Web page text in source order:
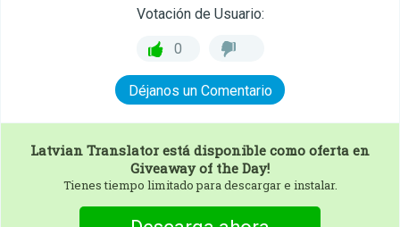
Votación de Usuario:
0
Déjanos un Comentario
Latvian Translator está disponible como oferta en
Giveaway of the Day!
Tienes tiempo limitado para descargar e instalar.